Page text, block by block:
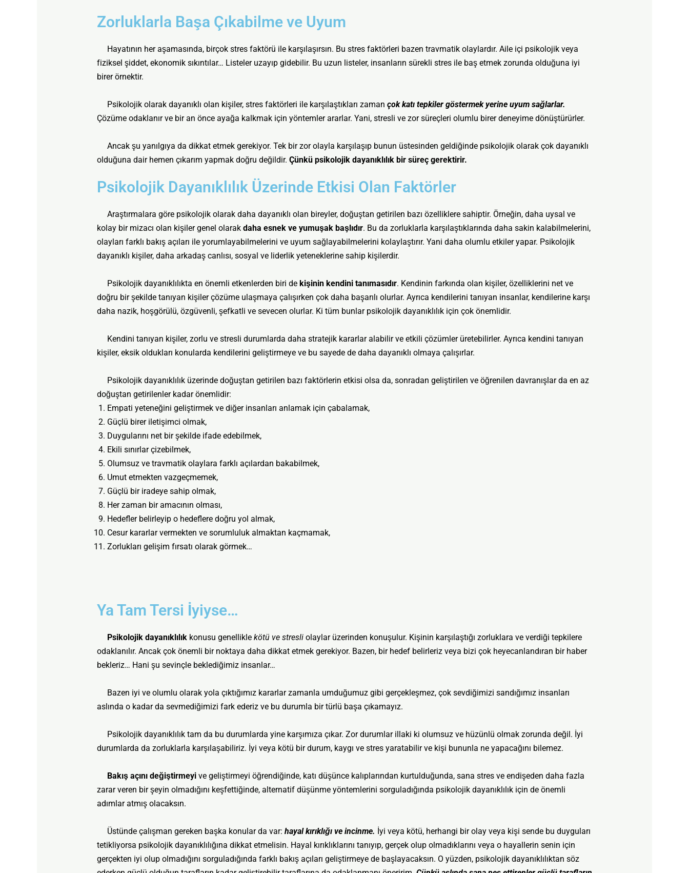
Zorluklarla Başa Çıkabilme ve Uyum
Hayatının her aşamasında, birçok stres faktörü ile karşılaşırsın. Bu stres faktörleri bazen travmatik olaylardır. Aile içi psikolojik veya
fiziksel şiddet, ekonomik sıkıntılar… Listeler uzayıp gidebilir. Bu uzun listeler, insanların sürekli stres ile baş etmek zorunda olduğuna iyi
birer örnektir.
Psikolojik olarak dayanıklı olan kişiler, stres faktörleri ile karşılaştıkları zaman çok katı tepkiler göstermek yerine uyum sağlarlar.
Çözüme odaklanır ve bir an önce ayağa kalkmak için yöntemler ararlar. Yani, stresli ve zor süreçleri olumlu birer deneyime dönüştürürler.
Ancak şu yanılgıya da dikkat etmek gerekiyor. Tek bir zor olayla karşılaşıp bunun üstesinden geldiğinde psikolojik olarak çok dayanıklı
olduğuna dair hemen çıkarım yapmak doğru değildir. Çünkü psikolojik dayanıklılık bir süreç gerektirir.
Psikolojik Dayanıklılık Üzerinde Etkisi Olan Faktörler
Araştırmalara göre psikolojik olarak daha dayanıklı olan bireyler, doğuştan getirilen bazı özelliklere sahiptir. Örneğin, daha uysal ve
kolay bir mizacı olan kişiler genel olarakdaha esnek ve yumuşak başlıdır. Bu da zorluklarla karşılaştıklarında daha sakin kalabilmelerini,
olayları farklı bakış açıları ile yorumlayabilmelerini ve uyum sağlayabilmelerini kolaylaştırır. Yani daha olumlu etkiler yapar. Psikolojik
dayanıklı kişiler, daha arkadaş canlısı, sosyal ve liderlik yeteneklerine sahip kişilerdir.
Psikolojik dayanıklılıkta en önemli etkenlerden biri de kişinin kendini tanımasıdır. Kendinin farkında olan kişiler, özelliklerini net ve
doğru bir şekilde tanıyan kişiler çözüme ulaşmaya çalışırken çok daha başarılı olurlar. Ayrıca kendilerini tanıyan insanlar, kendilerine karşı
daha nazik, hoşgörülü, özgüvenli, şefkatli ve sevecen olurlar. Ki tüm bunlar psikolojik dayanıklılık için çok önemlidir.
Kendini tanıyan kişiler, zorlu ve stresli durumlarda daha stratejik kararlar alabilir ve etkili çözümler üretebilirler. Ayrıca kendini tanıyan
kişiler, eksik oldukları konularda kendilerini geliştirmeye ve bu sayede de daha dayanıklı olmaya çalışırlar.
Psikolojik dayanıklılık üzerinde doğuştan getirilen bazı faktörlerin etkisi olsa da, sonradan geliştirilen ve öğrenilen davranışlar da en az
doğuştan getirilenler kadar önemlidir:
Empati yeteneğini geliştirmek ve diğer insanları anlamak için çabalamak,
Güçlü birer iletişimci olmak,
Duygularını net bir şekilde ifade edebilmek,
Ekili sınırlar çizebilmek,
Olumsuz ve travmatik olaylara farklı açılardan bakabilmek,
Umut etmekten vazgeçmemek,
Güçlü bir iradeye sahip olmak,
Her zaman bir amacının olması,
Hedefler belirleyip o hedeflere doğru yol almak,
Cesur kararlar vermekten ve sorumluluk almaktan kaçmamak,
Zorlukları gelişim fırsatı olarak görmek…
Ya Tam Tersi İyiyse…
Psikolojik dayanıklılıkkonusu genelliklekötü ve stresliolaylar üzerinden konuşulur. Kişinin karşılaştığı zorluklara ve verdiği tepkilere
odaklanılır. Ancak çok önemli bir noktaya daha dikkat etmek gerekiyor. Bazen, bir hedef belirleriz veya bizi çok heyecanlandıran bir haber
bekleriz… Hani şu sevinçle beklediğimiz insanlar…
Bazen iyi ve olumlu olarak yola çıktığımız kararlar zamanla umduğumuz gibi gerçekleşmez, çok sevdiğimizi sandığımız insanları
aslında o kadar da sevmediğimizi fark ederiz ve bu durumla bir türlü başa çıkamayız.
Psikolojik dayanıklılık tam da bu durumlarda yine karşımıza çıkar. Zor durumlar illaki ki olumsuz ve hüzünlü olmak zorunda değil. İyi
durumlarda da zorluklarla karşılaşabiliriz. İyi veya kötü bir durum, kaygı ve stres yaratabilir ve kişi bununla ne yapacağını bilemez.
Bakış açını değiştirmeyive geliştirmeyi öğrendiğinde, katı düşünce kalıplarından kurtulduğunda, sana stres ve endişeden daha fazla
zarar veren bir şeyin olmadığını keşfettiğinde, alternatif düşünme yöntemlerini sorguladığında psikolojik dayanıklılık için de önemli
adımlar atmış olacaksın.
Üstünde çalışman gereken başka konular da var: hayal kırıklığı ve incinme. İyi veya kötü, herhangi bir olay veya kişi sende bu duyguları
tetikliyorsa psikolojik dayanıklılığına dikkat etmelisin. Hayal kırıklıklarını tanıyıp, gerçek olup olmadıklarını veya o hayallerin senin için
gerçekten iyi olup olmadığını sorguladığında farklı bakış açıları geliştirmeye de başlayacaksın. O yüzden, psikolojik dayanıklılıktan söz